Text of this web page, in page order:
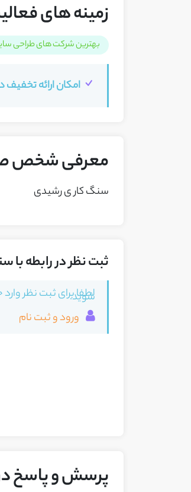
زمینه های
بهترین شرکت های طراحی
امکان ارائه تخفیف
معرفی شخص
سنگ کار ی رشیدی
ثبت نظر در رابطه با
لطفا برای ثبت نظر
شوید.
ورود و ثبت نام
پرسش و پاسخ